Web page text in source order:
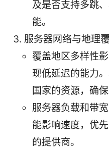
及是否支持多跳
能。
服务器网络与地理
覆盖地区多样性
现低延迟的能力
国家的资源，确
服务器负载和带
能影响速度，优
的提供商。